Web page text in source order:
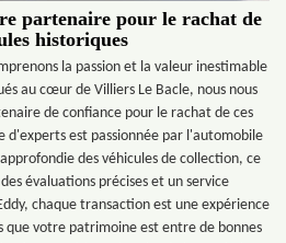
partenaire pour le rachat de
historiques
la passion et la valeur inestimable
au cœur de Villiers Le Bacle, nous nous
de confiance pour le rachat de ces
d'experts est passionnée par l'automobile
des véhicules de collection, ce
évaluations précises et un service
chaque transaction est une expérience
que votre patrimoine est entre de bonnes